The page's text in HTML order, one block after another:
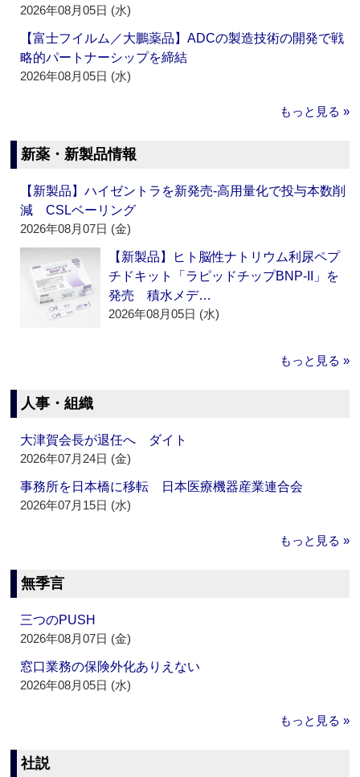
2026年08月05日 (水)
【富士フイルム／大鵬薬品】ADCの製造技術の開発で戦
略的パートナーシップを締結
2026年08月05日 (水)
もっと見る »
新薬・新製品情報
【新製品】ハイゼントラを新発売‐高用量化で投与本数削
減 CSLベーリング
2026年08月07日 (金)
【新製品】ヒト脳性ナトリウム利尿ペプ
チドキット「ラピッドチップBNP-II」を
発売 積水メデ…
2026年08月05日 (水)
もっと見る »
人事・組織
大津賀会長が退任へ ダイト
2026年07月24日 (金)
事務所を日本橋に移転 日本医療機器産業連合会
2026年07月15日 (水)
もっと見る »
無季言
三つのPUSH
2026年08月07日 (金)
窓口業務の保険外化ありえない
2026年08月05日 (水)
もっと見る »
社説